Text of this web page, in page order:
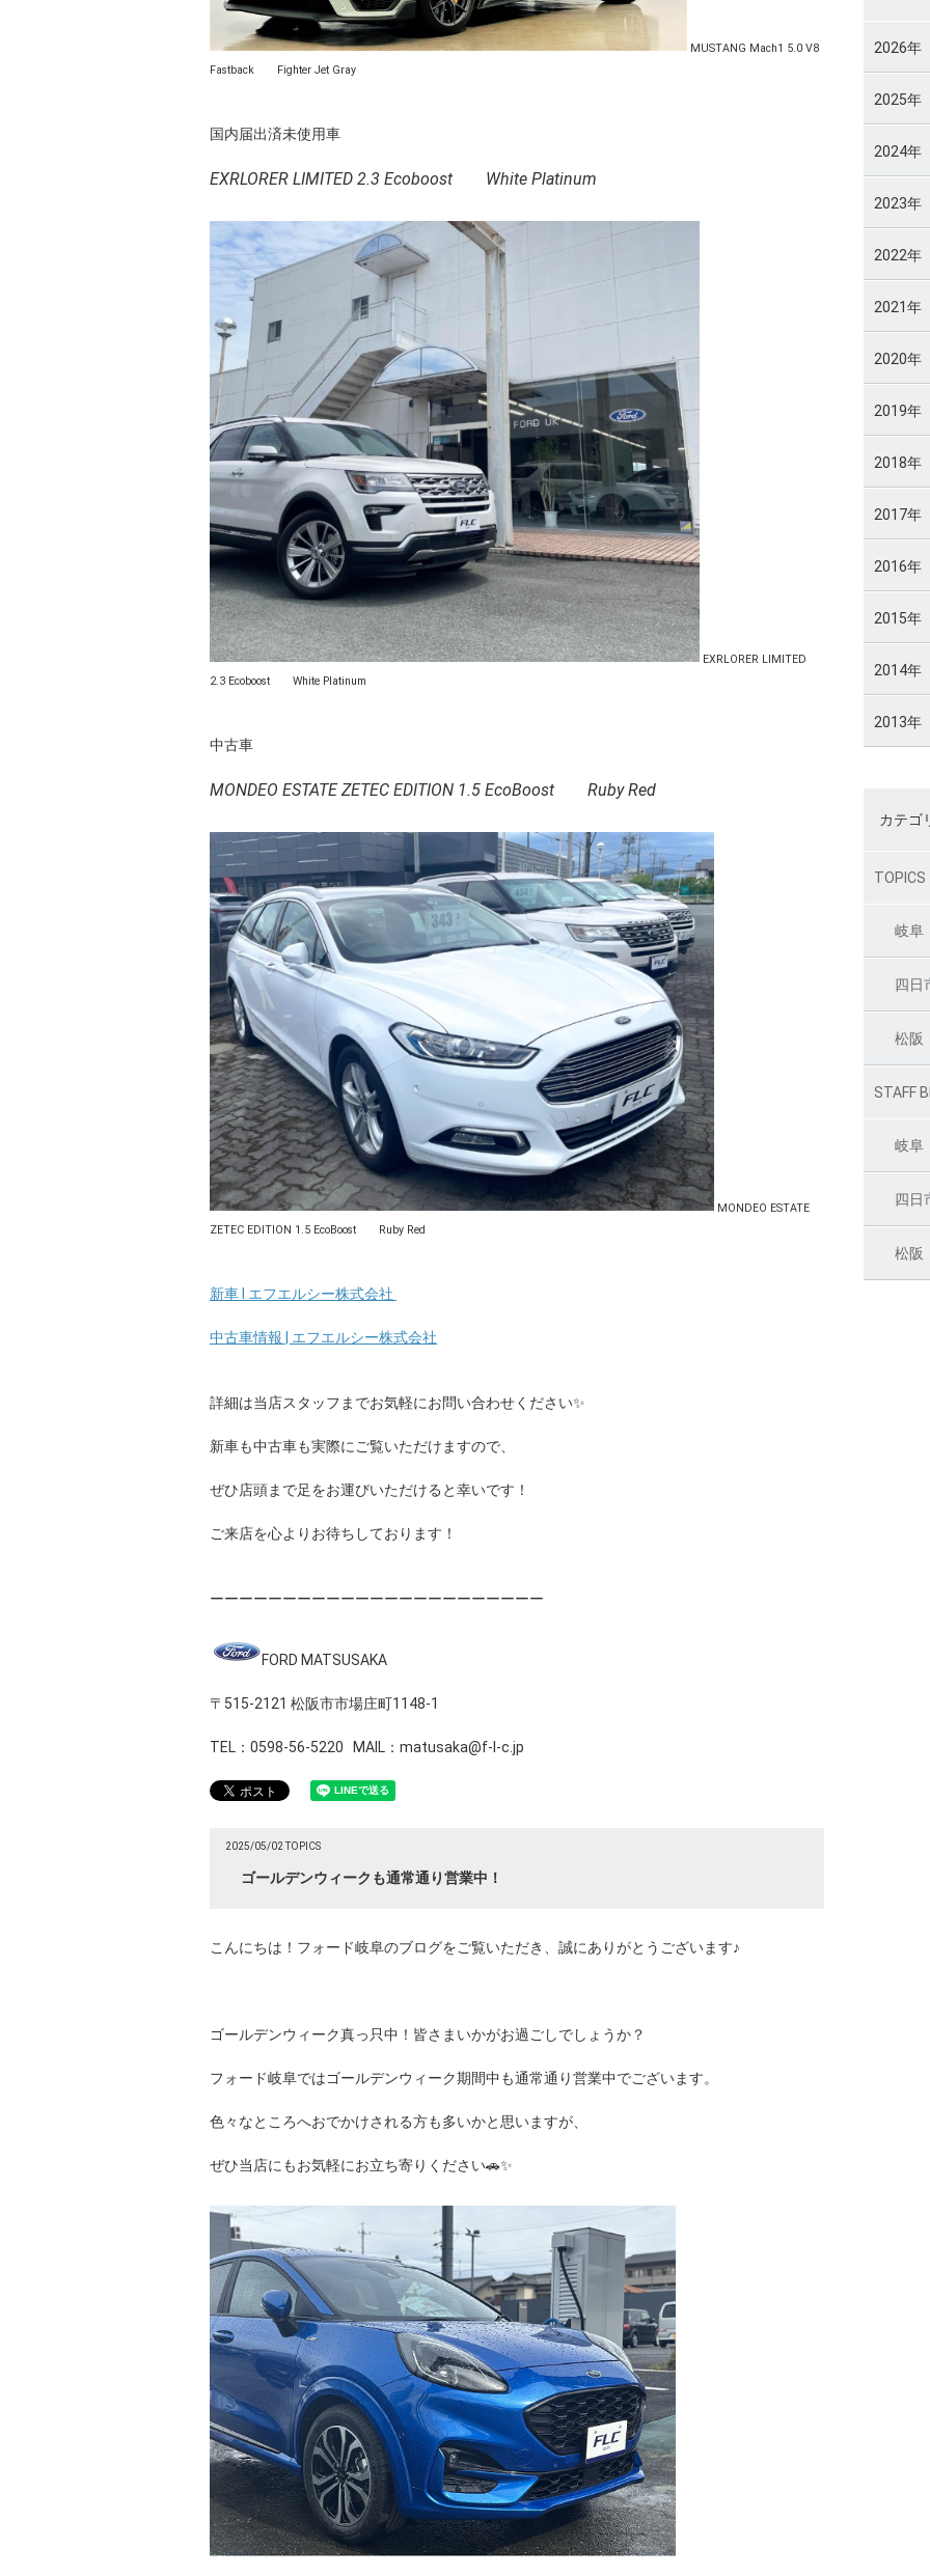
MUSTANG Mach1 5.0 V8
Fastback Fighter Jet Gray
国内届出済未使用車
EXRLORER LIMITED 2.3 Ecoboost White Platinum
EXRLORER LIMITED
2.3 Ecoboost White Platinum
中古車
MONDEO ESTATE ZETEC EDITION 1.5 EcoBoost Ruby Red
MONDEO ESTATE
ZETEC EDITION 1.5 EcoBoost Ruby Red
新車 I エフエルシー株式会社
中古車情報 | エフエルシー株式会社
詳細は当店スタッフまでお気軽にお問い合わせください✨
新車も中古車も実際にご覧いただけますので、
ぜひ店頭まで足をお運びいただけると幸いです！
ご来店を心よりお待ちしております！
ーーーーーーーーーーーーーーーーーーーーーーー
FORD MATSUSAKA
〒515-2121 松阪市市場庄町1148-1
TEL：0598-56-5220 MAIL：matusaka@f-l-c.jp
2025/05/02 TOPICS
ゴールデンウィークも通常通り営業中！
こんにちは！フォード岐阜のブログをご覧いただき、誠にありがとうございます♪
ゴールデンウィーク真っ只中！皆さまいかがお過ごしでしょうか？
フォード岐阜ではゴールデンウィーク期間中も通常通り営業中でございます。
色々なところへおでかけされる方も多いかと思いますが、
ぜひ当店にもお気軽にお立ち寄りください🚗✨
2026年
2025年
2024年
2023年
2022年
2021年
2020年
2019年
2018年
2017年
2016年
2015年
2014年
2013年
カテゴ
TOPICS
岐阜
四日
松阪
STAFF
岐阜
四日
松阪